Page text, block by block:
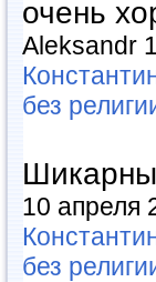
очень
Aleksandr
без
10 апреля
без